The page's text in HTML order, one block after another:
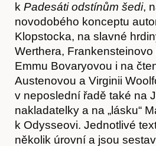
k Padesáti odstínům šedi,
novodobého konceptu
Klopstocka, na slavné
Werthera,
Emmu Bovaryovou i na
Austenovou a Virginii
v neposlední řadě také na
nakladatelky a na „lásku“
k Odysseovi. Jednotlivé
několik úrovní a jsou